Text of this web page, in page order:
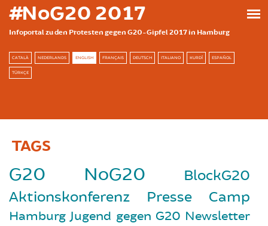
Skip to main content
#NoG20 2017
Infoportal zu den Protesten gegen G20-Gipfel 2017 in Hamburg
CATALÀ NEDERLANDS ENGLISH FRANÇAIS DEUTSCH ITALIANO KURDÎ ESPAÑOL
TÜRKÇE
TAGS
G20 NoG20
BlockG20
Aktionskonferenz
Presse Camp
Hamburg Jugend gegen G20 Newsletter